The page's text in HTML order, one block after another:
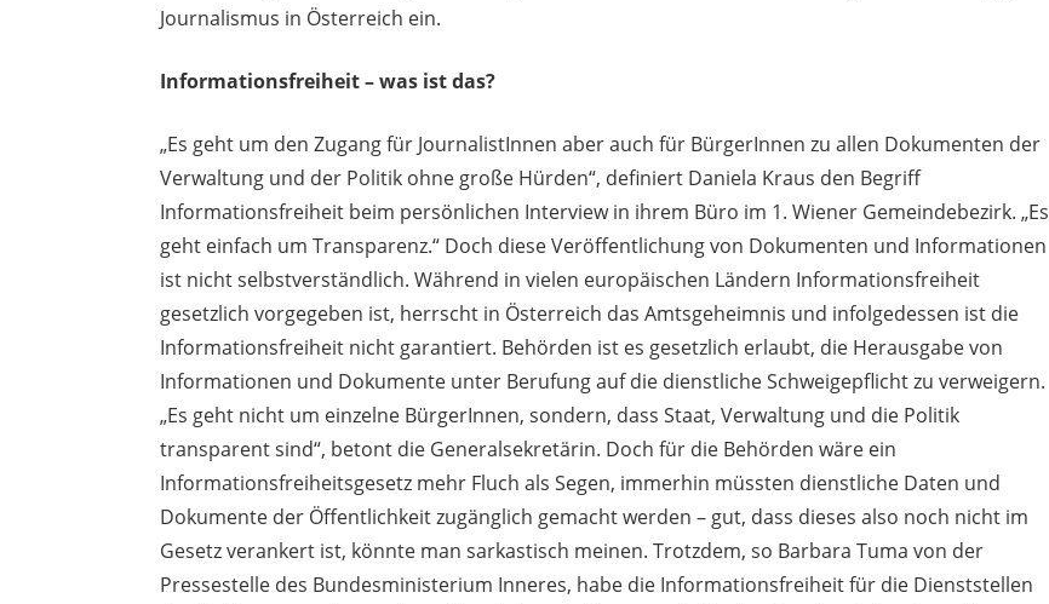
Journalismus in Österreich ein.
Informationsfreiheit – was ist das?
„Es geht um den Zugang für JournalistInnen aber auch für BürgerInnen zu allen Dokumenten der
Verwaltung und der Politik ohne große Hürden“, definiert Daniela Kraus den Begriff
Informationsfreiheit beim persönlichen Interview in ihrem Büro im 1. Wiener Gemeindebezirk. „Es
geht einfach um Transparenz.“ Doch diese Veröffentlichung von Dokumenten und Informationen
ist nicht selbstverständlich. Während in vielen europäischen Ländern Informationsfreiheit
gesetzlich vorgegeben ist, herrscht in Österreich das Amtsgeheimnis und infolgedessen ist die
Informationsfreiheit nicht garantiert. Behörden ist es gesetzlich erlaubt, die Herausgabe von
Informationen und Dokumente unter Berufung auf die dienstliche Schweigepflicht zu verweigern.
„Es geht nicht um einzelne BürgerInnen, sondern, dass Staat, Verwaltung und die Politik
transparent sind“, betont die Generalsekretärin. Doch für die Behörden wäre ein
Informationsfreiheitsgesetz mehr Fluch als Segen, immerhin müssten dienstliche Daten und
Dokumente der Öffentlichkeit zugänglich gemacht werden – gut, dass dieses also noch nicht im
Gesetz verankert ist, könnte man sarkastisch meinen. Trotzdem, so Barbara Tuma von der
Pressestelle des Bundesministerium Inneres, habe die Informationsfreiheit für die Dienststellen